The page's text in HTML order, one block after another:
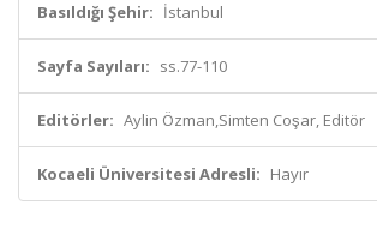
Basıldığı Şehir: İstanbul
Sayfa Sayıları: ss.77-110
Editörler: Aylin Özman,Simten Coşar, Editör
Kocaeli Üniversitesi Adresli: Hayır